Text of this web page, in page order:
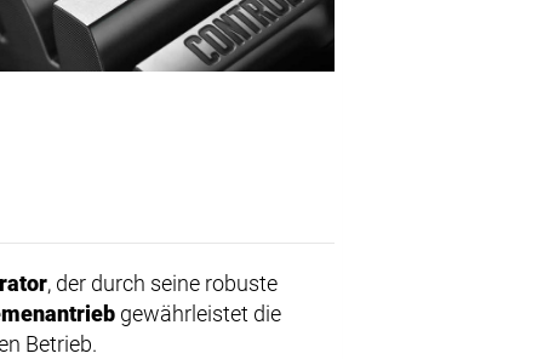
, der durch seine robuste
gewährleistet die
Betrieb.